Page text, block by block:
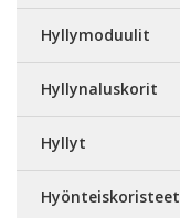
Hyllymoduulit
Hyllynaluskorit
Hyllyt
Hyönteiskoristeet